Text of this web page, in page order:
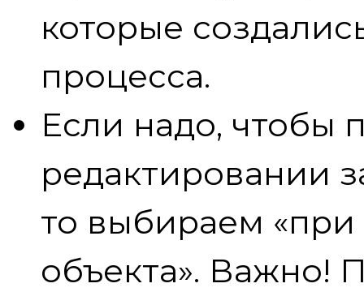
которые
процесса.
Если надо, чтобы
редактировании
то выбираем
объекта». Важно!